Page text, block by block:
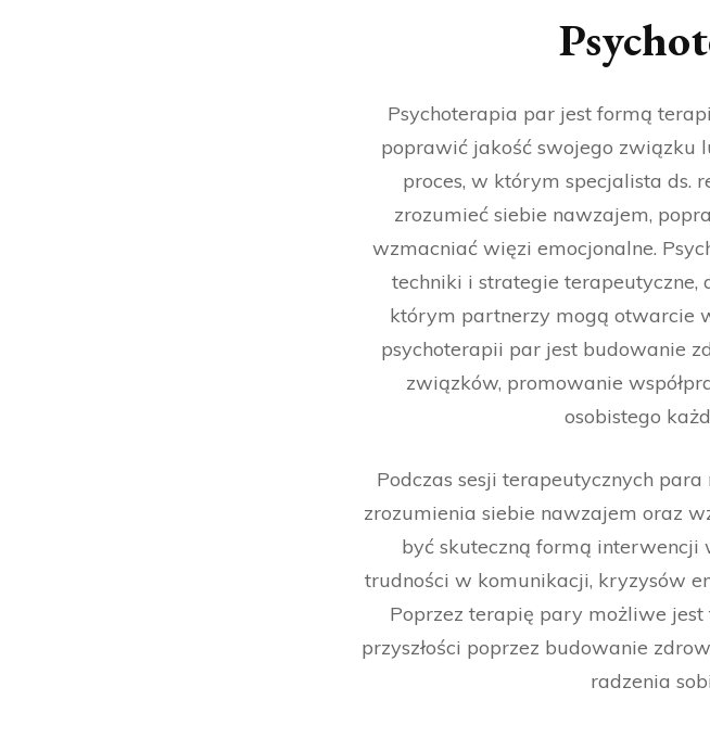
Psychoterapia par jest formą
poprawić jakość swojego związku
proces, w którym specjalista ds.
zrozumieć siebie nawzajem,
wzmacniać więzi emocjonalne.
techniki i strategie terapeutyczne,
którym partnerzy mogą otwarcie
psychoterapii par jest budowanie
związków, promowanie
osobistego
Podczas sesji terapeutycznych
zrozumienia siebie nawzajem oraz
być skuteczną formą interwencji
trudności w komunikacji, kryzysów
Poprzez terapię pary możliwe
przyszłości poprzez budowanie
radzenia